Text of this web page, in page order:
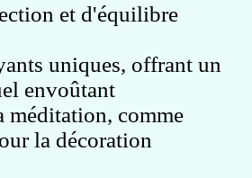
et d'équilibre
uniques, offrant un
envoûtant
méditation, comme
la décoration